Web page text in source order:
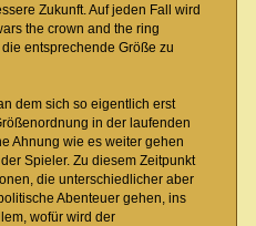
Zukunft. Auf jeden Fall wird
the crown and the ring
entsprechende Größe zu
dem sich so eigentlich erst
in der laufenden
Ahnung wie es weiter gehen
Spieler. Zu diesem Zeitpunkt
die unterschiedlicher aber
Abenteuer gehen, ins
wofür wird der